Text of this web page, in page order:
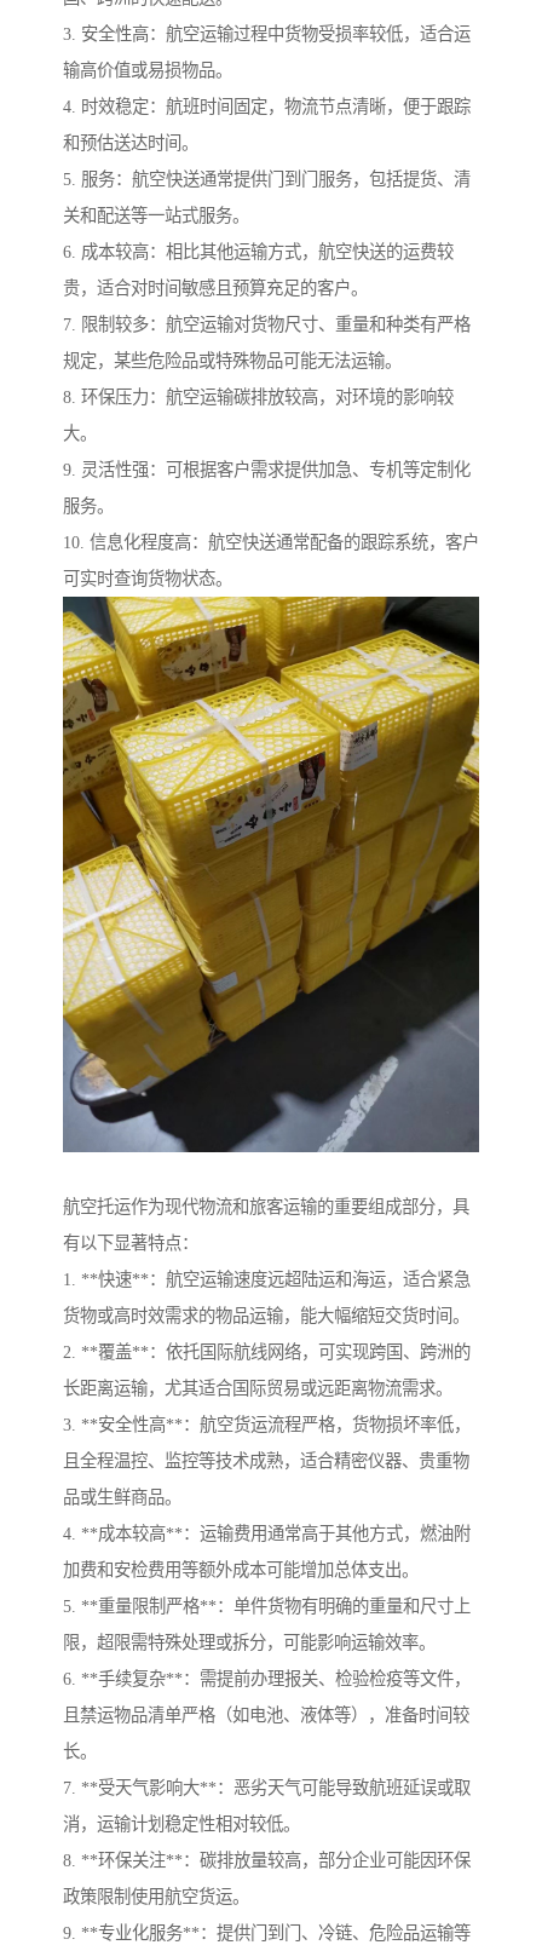
3. 安全性高：航空运输过程中货物受损率较低，适合运
输高价值或易损物品。
4. 时效稳定：航班时间固定，物流节点清晰，便于跟踪
和预估送达时间。
5. 服务：航空快送通常提供门到门服务，包括提货、清
关和配送等一站式服务。
6. 成本较高：相比其他运输方式，航空快送的运费较
贵，适合对时间敏感且预算充足的客户。
7. 限制较多：航空运输对货物尺寸、重量和种类有严格
规定，某些危险品或特殊物品可能无法运输。
8. 环保压力：航空运输碳排放较高，对环境的影响较
大。
9. 灵活性强：可根据客户需求提供加急、专机等定制化
服务。
10. 信息化程度高：航空快送通常配备的跟踪系统，客户
可实时查询货物状态。
航空托运作为现代物流和旅客运输的重要组成部分，具
有以下显著特点：
1. **快速**：航空运输速度远超陆运和海运，适合紧急
货物或高时效需求的物品运输，能大幅缩短交货时间。
2. **覆盖**：依托国际航线网络，可实现跨国、跨洲的
长距离运输，尤其适合国际贸易或远距离物流需求。
3. **安全性高**：航空货运流程严格，货物损坏率低，
且全程温控、监控等技术成熟，适合精密仪器、贵重物
品或生鲜商品。
4. **成本较高**：运输费用通常高于其他方式，燃油附
加费和安检费用等额外成本可能增加总体支出。
5. **重量限制严格**：单件货物有明确的重量和尺寸上
限，超限需特殊处理或拆分，可能影响运输效率。
6. **手续复杂**：需提前办理报关、检验检疫等文件，
且禁运物品清单严格（如电池、液体等），准备时间较
长。
7. **受天气影响大**：恶劣天气可能导致航班延误或取
消，运输计划稳定性相对较低。
8. **环保关注**：碳排放量较高，部分企业可能因环保
政策限制使用航空货运。
9. **专业化服务**：提供门到门、冷链、危险品运输等